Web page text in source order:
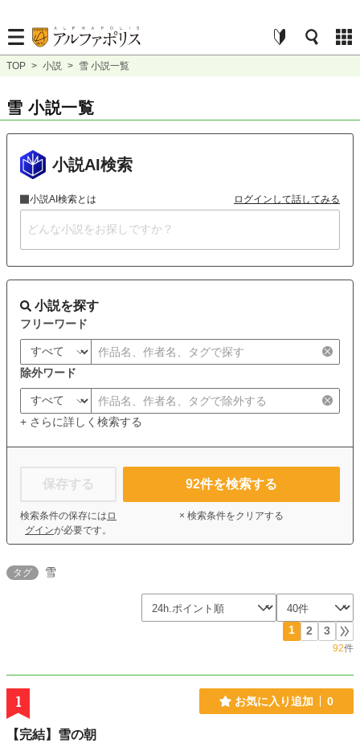
TOP > 小説 > 雪 小説一覧
雪 小説一覧
小説AI検索
小説AI検索とは ログインして話してみる
小説を探す
フリーワード
除外ワード
+ さらに詳しく検索する
保存する
検索条件の保存には ロ
グインが必要です。
92件を検索する
× 検索条件をクリアする
タグ 雪
1 2 3
92件
1 お気に入り追加 0
【完結】雪の朝